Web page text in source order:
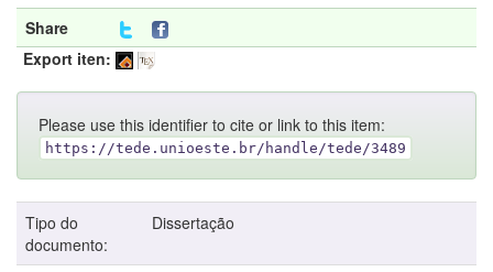
Share
Export iten:
Please use this identifier to cite or link to this item:
https://tede.unioeste.br/handle/tede/3489
Tipo do
documento:
Dissertação